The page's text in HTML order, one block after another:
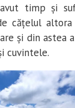
timp și
cățelul
și din astea
cuvintele.